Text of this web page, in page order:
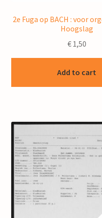
2e Fuga op BACH : voor
Hoogslag
€1,50
Add to cart